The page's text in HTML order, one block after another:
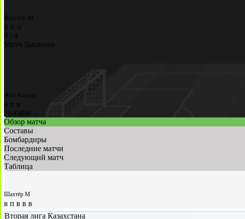
Шахтёр М
п п
п
0
4
Матч Закончен
Жас Кыран
в п
в
1-тайм: -
Обзор матча
Составы
Бомбардиры
Последние матчи
Следующий матч
Таблица
Шахтёр М
в п в в в
Вторая лига Казахстана